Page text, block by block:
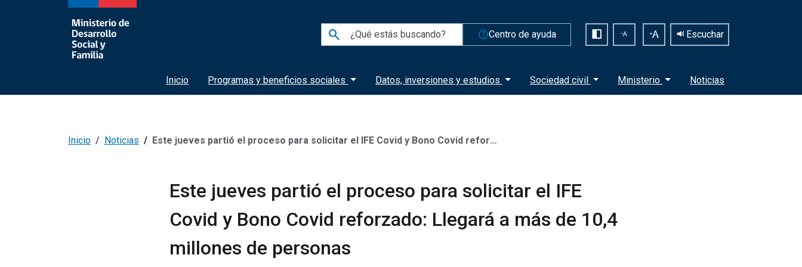
search help_outlineCentro de ayuda Escuchar
Inicio Programas y beneficios sociales Datos, inversiones y estudios Sociedad civil Ministerio Noticias
Inicio Noticias Este jueves partió el proceso para solicitar el IFE Covid y Bono Covid reforzado: Llegará a más de 10,4 millones de personas
Este jueves partió el proceso para solicitar el IFE
Covid y Bono Covid reforzado: Llegará a más de 10,4
millones de personas